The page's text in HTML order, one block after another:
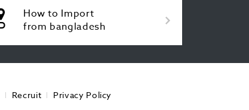
How to Import
from bangladesh
Recruit Privacy Policy